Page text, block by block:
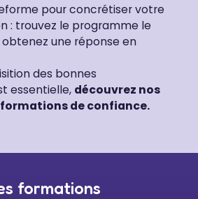
pour concrétiser votre
: trouvez le programme le
une réponse en
des bonnes
essentielle, découvrez nos
de confiance.
formations